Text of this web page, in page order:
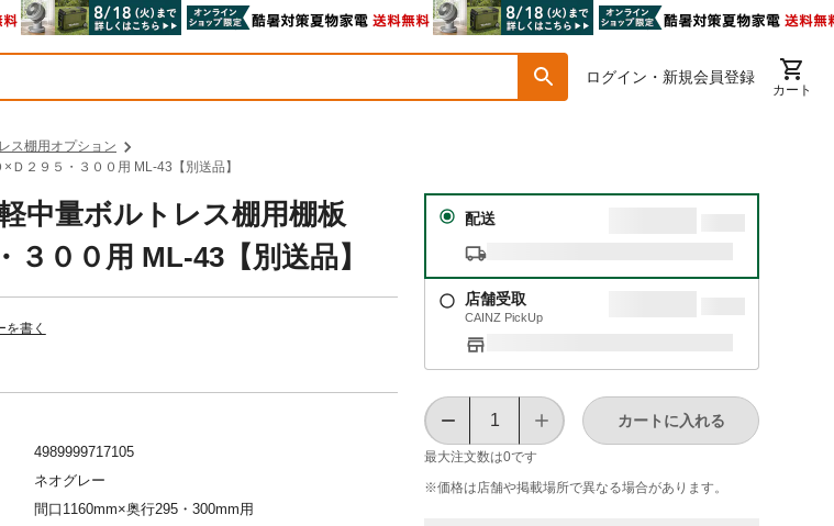
ログイン・新規会員登録
カート
ス棚用オプション
２９５・３００用 ML-43【別送品】
中量ボルトレス棚用棚板
００用 ML-43【別送品】
を書く
配送
店舗受取
CAINZ PickUp
最大注文数は0です
カートに入れる
※価格は​店舗や​掲載場所で​異なる​場合が​あります。
4989999717105
ネオグレー
間口1160mm×奥行295・300mm用